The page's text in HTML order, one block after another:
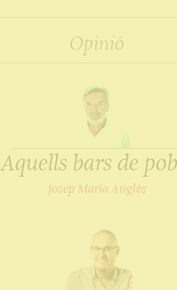
Opinió
Aquells bars de
Josep Maria Anglès